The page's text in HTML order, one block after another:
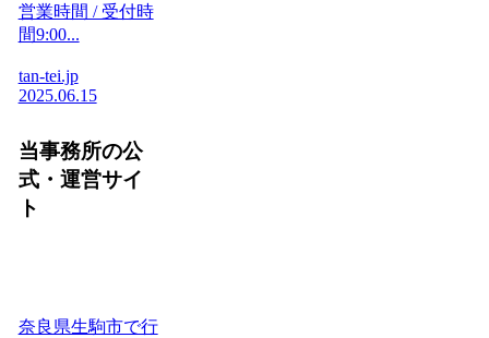
営業時間 / 受付時
間9:00...
tan-tei.jp
2025.06.15
当事務所の公
式・運営サイ
ト
奈良県生駒市で行